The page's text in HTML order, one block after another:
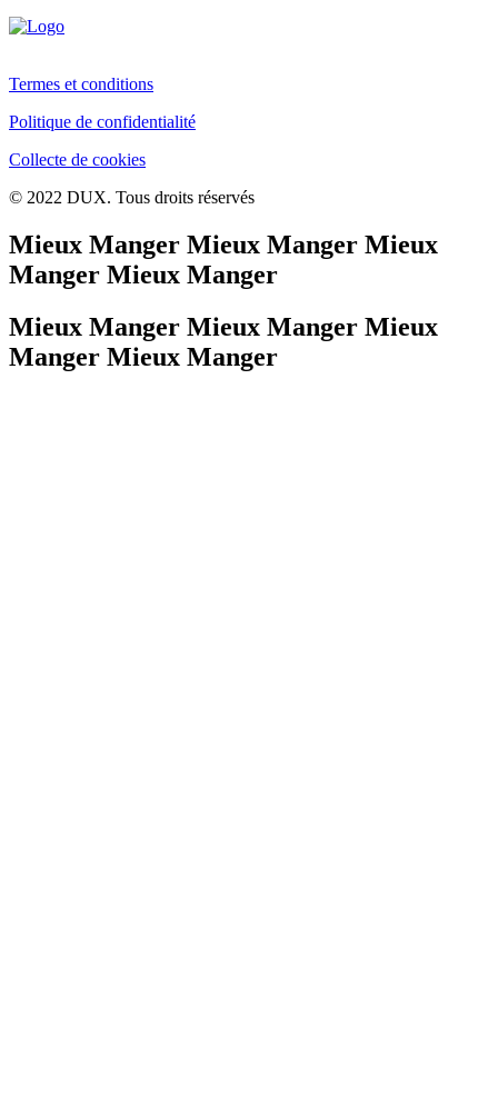
Termes et conditions
Politique de confidentialité
Collecte de cookies
© 2022 DUX. Tous droits réservés
Mieux Manger Mieux Manger Mieux
Manger Mieux Manger
Mieux Manger Mieux Manger Mieux
Manger Mieux Manger